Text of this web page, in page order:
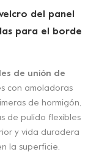
del panel
para el borde
de unión de
con amoladoras
de hormigón,
de pulido flexibles
y vida duradera
la superficie.